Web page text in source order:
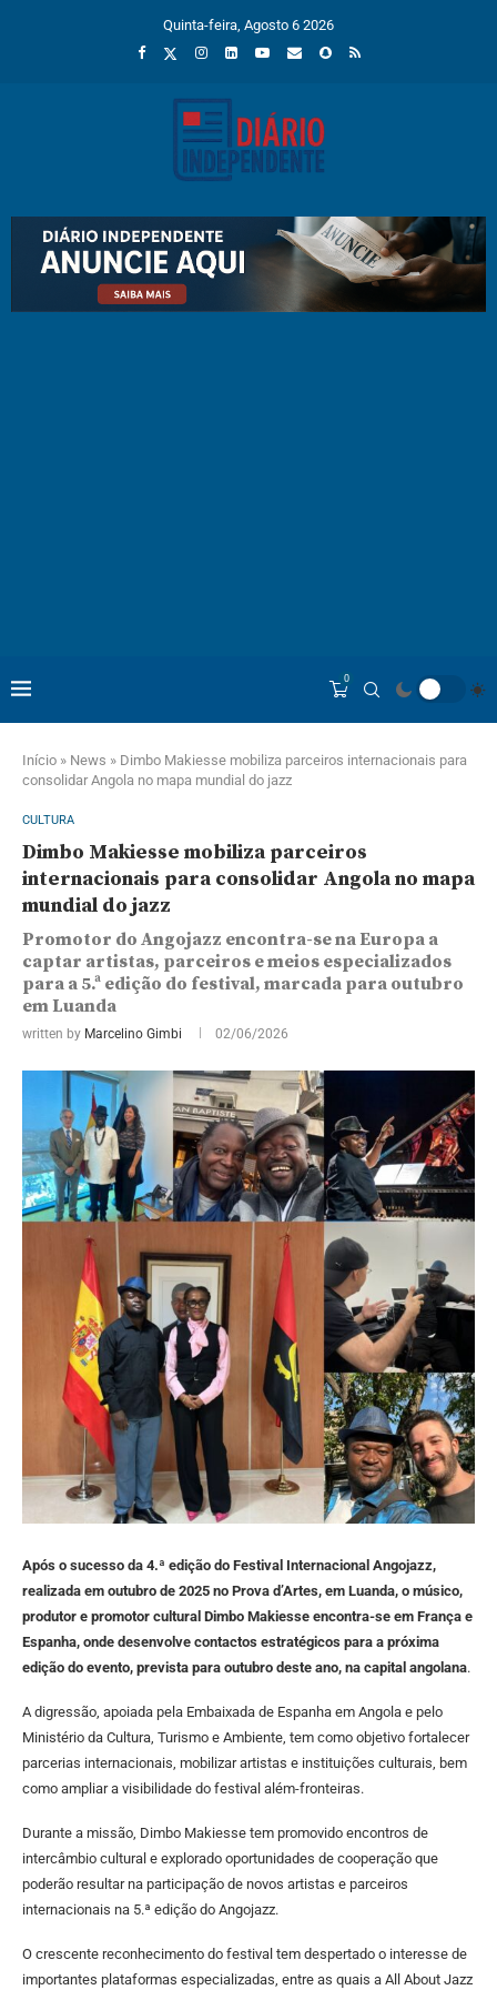
Quinta-feira, Agosto 6 2026
0
Início » News » Dimbo Makiesse mobiliza parceiros internacionais para
consolidar Angola no mapa mundial do jazz
CULTURA
Dimbo Makiesse mobiliza parceiros
internacionais para consolidar Angola no mapa
mundial do jazz
Promotor do Angojazz encontra-se na Europa a
captar artistas, parceiros e meios especializados
para a 5.ª edição do festival, marcada para outubro
em Luanda
written by Marcelino Gimbi 02/06/2026
Após o sucesso da 4.ª edição do Festival Internacional Angojazz,
realizada em outubro de 2025 no Prova d’Artes, em Luanda, o músico,
produtor e promotor cultural Dimbo Makiesse encontra-se em França e
Espanha, onde desenvolve contactos estratégicos para a próxima
edição do evento, prevista para outubro deste ano, na capital angolana.
A digressão, apoiada pela Embaixada de Espanha em Angola e pelo
Ministério da Cultura, Turismo e Ambiente, tem como objetivo fortalecer
parcerias internacionais, mobilizar artistas e instituições culturais, bem
como ampliar a visibilidade do festival além-fronteiras.
Durante a missão, Dimbo Makiesse tem promovido encontros de
intercâmbio cultural e explorado oportunidades de cooperação que
poderão resultar na participação de novos artistas e parceiros
internacionais na 5.ª edição do Angojazz.
O crescente reconhecimento do festival tem despertado o interesse de
importantes plataformas especializadas, entre as quais a All About Jazz